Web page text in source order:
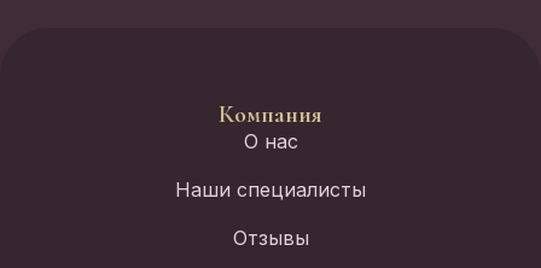
Компания
О нас
Наши специалисты
Отзывы